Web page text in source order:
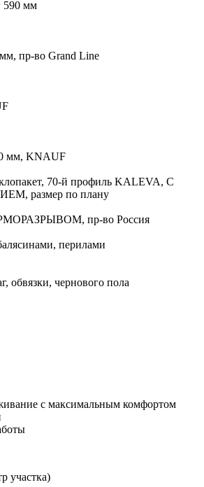
590 мм
пр-во Grand Line
мм, KNAUF
70-й профиль KALEVA, С
размер по плану
пр-во Россия
перилами
обвязки, чернового пола
с максимальным комфортом
участка)